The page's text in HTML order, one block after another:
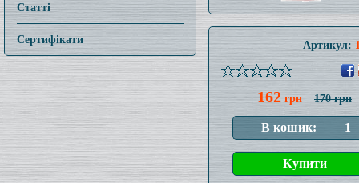
Статті
Сертифікати Артикул:
162 грн 170 грн